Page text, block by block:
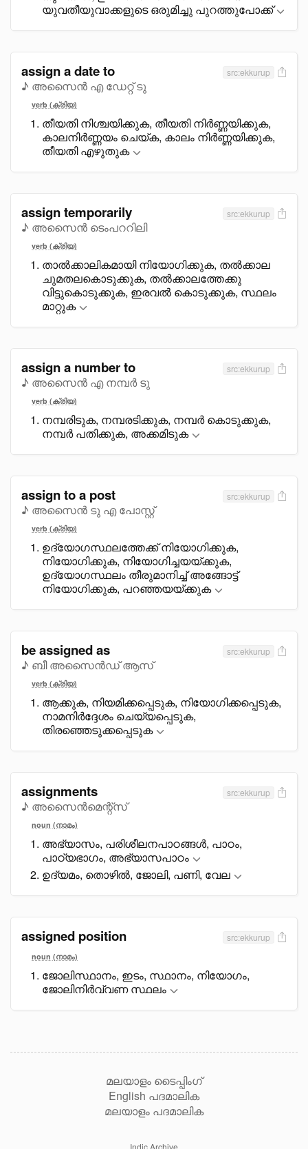
യുവതീയുവാക്കളുടെ ഒരുമിച്ചു പുറത്തുപോക്ക്
assign a date to
♪ അസൈൻ എ ഡേറ്റ് ടു
src:ekkurup
verb (ക്രിയ)
തീയതി നിശ്ചയിക്കുക, തീയതി നിർണ്ണയിക്കുക,
കാലനിർണ്ണയം ചെയ്ക, കാലം നിർണ്ണയിക്കുക,
തീയതി എഴുതുക
assign temporarily
♪ അസൈൻ ടെംപററിലി
src:ekkurup
verb (ക്രിയ)
താൽക്കാലികമായി നിയോഗിക്കുക, തൽക്കാല
ചുമതലകൊടുക്കുക, തൽക്കാലത്തേക്കു
വിട്ടുകൊടുക്കുക, ഇരവൽ കൊടുക്കുക, സ്ഥലം
മാറ്റുക
assign a number to
♪ അസൈൻ എ നമ്പർ ടു
src:ekkurup
verb (ക്രിയ)
നമ്പരിടുക, നമ്പരടിക്കുക, നമ്പർ കൊടുക്കുക,
നമ്പർ പതിക്കുക, അക്കമിടുക
assign to a post
♪ അസൈൻ ടു എ പോസ്റ്റ്
src:ekkurup
verb (ക്രിയ)
ഉദ്യോഗസ്ഥലത്തേക്ക് നിയോഗിക്കുക,
നിയോഗിക്കുക, നിയോഗിച്ചയയ്ക്കുക,
ഉദ്യോഗസ്ഥലം തീരുമാനിച്ച് അങ്ങോട്ട്
നിയോഗിക്കുക, പറഞ്ഞയയ്ക്കുക
be assigned as
♪ ബീ അസൈൻഡ് ആസ്
src:ekkurup
verb (ക്രിയ)
ആക്കുക, നിയമിക്കപ്പെടുക, നിയോഗിക്കപ്പെടുക,
നാമനിർദ്ദേശം ചെയ്യപ്പെടുക,
തിരഞ്ഞെടുക്കപ്പെടുക
assignments
♪ അസൈൻമെന്റ്സ്
src:ekkurup
noun (നാമം)
അഭ്യാസം, പരിശീലനപാഠങ്ങൾ, പാഠം,
പാഠ്യഭാഗം, അഭ്യാസപാഠം
ഉദ്യമം, തൊഴിൽ, ജോലി, പണി, വേല
assigned position src:ekkurup
noun (നാമം)
ജോലിസ്ഥാനം, ഇടം, സ്ഥാനം, നിയോഗം,
ജോലിനിർവ്വണ സ്ഥലം
മലയാളം ടൈപ്പിംഗ്
English പദമാലിക
മലയാളം പദമാലിക
Indic Archive